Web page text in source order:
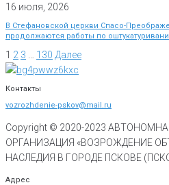
16 июля, 2026
В Стефановской церкви Спасо-
продолжаются работы по
1 2 3 130 Далее
Контакты
vozrozhdenie-pskov@mail.ru
Copyright © 2020-2023
ОРГАНИЗАЦИЯ «ВОЗРОЖДЕНИЕ
НАСЛЕДИЯ В ГОРОДЕ ПСКОВЕ
Адрес